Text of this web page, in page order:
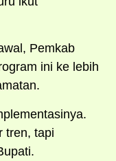
Pemkab
ini ke lebih
tren, tapi